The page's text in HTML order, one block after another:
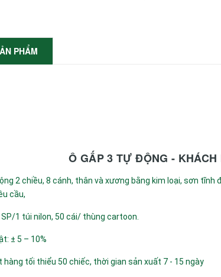
PHẨM
Ô GẤP 3 TỰ ĐỘNG - KHÁCH
2 chiều, 8 cánh, thân và xương bằng kim loại, sơn tĩnh
cầu,
1 túi nilon, 50 cái/ thùng cartoon.
± 5 – 10%
hàng tối thiểu 50 chiếc, thời gian sản xuất 7 - 15 ngày